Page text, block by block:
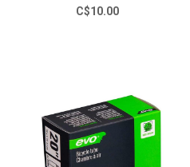
C$10.00